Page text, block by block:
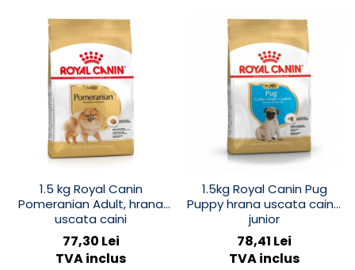
1.5 kg Royal Canin
Pomeranian Adult, hrana
uscata caini
77,30 Lei
TVA inclus
1.5kg Royal Canin Pug
Puppy hrana uscata caine
junior
78,41 Lei
TVA inclus